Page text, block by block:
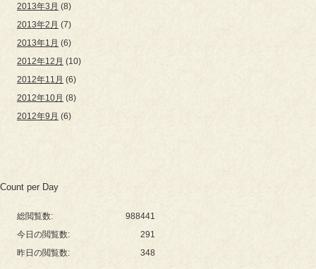
2013年3月 (8)
2013年2月 (7)
2013年1月 (6)
2012年12月 (10)
2012年11月 (6)
2012年10月 (8)
2012年9月 (6)
Count per Day
988441
総閲覧数:
291
今日の閲覧数:
348
昨日の閲覧数: